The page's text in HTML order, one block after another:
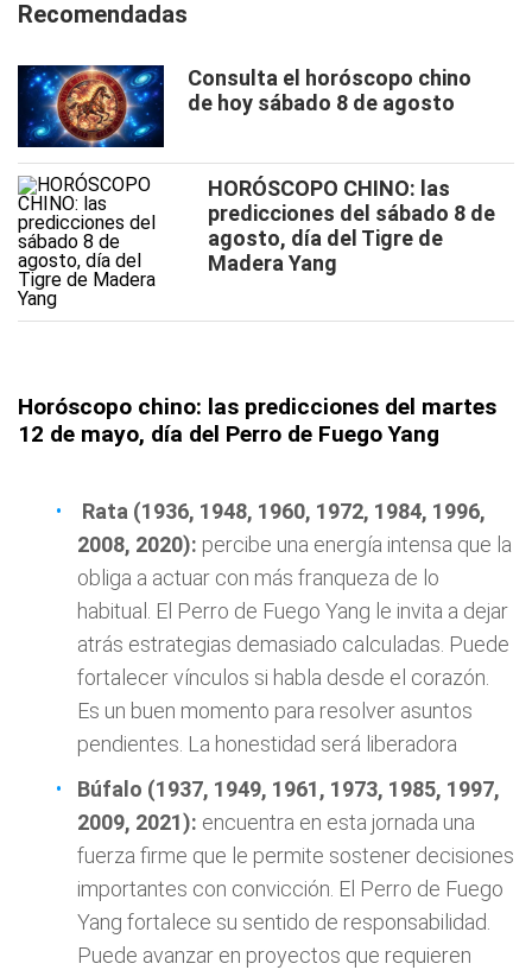
Recomendadas
Consulta el horóscopo chino
de hoy sábado 8 de agosto
HORÓSCOPO CHINO: las
predicciones del sábado 8 de
agosto, día del Tigre de
Madera Yang
Horóscopo chino: las predicciones del martes
12 de mayo, día del Perro de Fuego Yang
Rata (1936, 1948, 1960, 1972, 1984, 1996,
2008, 2020): percibe una energía intensa que la
obliga a actuar con más franqueza de lo
habitual. El Perro de Fuego Yang le invita a dejar
atrás estrategias demasiado calculadas. Puede
fortalecer vínculos si habla desde el corazón.
Es un buen momento para resolver asuntos
pendientes. La honestidad será liberadora
Búfalo (1937, 1949, 1961, 1973, 1985, 1997,
2009, 2021): encuentra en esta jornada una
fuerza firme que le permite sostener decisiones
importantes con convicción. El Perro de Fuego
Yang fortalece su sentido de responsabilidad.
Puede avanzar en proyectos que requieren